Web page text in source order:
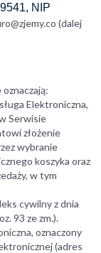
NIP
(dalej
Elektroniczna,
Serwisie
złożenie
wybranie
koszyka oraz
w tym
cywilny z dnia
93 ze zm.).
oznaczony
(adres